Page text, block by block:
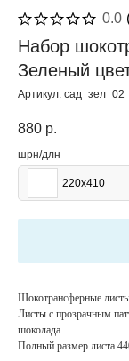
0.0
Набор
Зеленый
Артикул: сад_зел_02
880 р.
шрн/длн
220х410
Шокотрансферные
Листы с прозрачным
шоколада.
Полный размер листа